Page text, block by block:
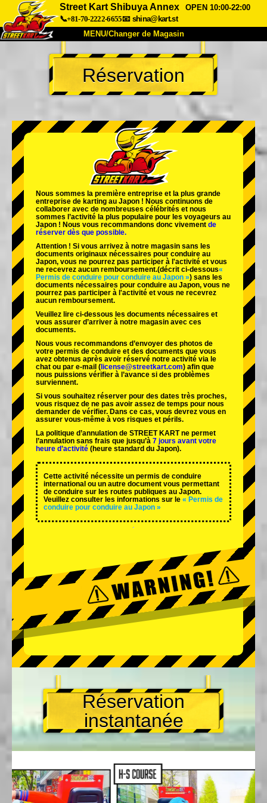
Street Kart Shibuya Annex
OPEN 10:00-22:00
📞+81-70-2222-6655📧 shina@kart.st
MENU/Changer de Magasin
ACCUEIL
À Propos Caractéristiques Tarifs
Entreprise Réservation
Changer de Magasin
Tokyo Shinagawa Tokyo Akihabara#1
Tokyo Akihabara#2
Tokyo Shibuya Annexe Baie de Tokyo
Tokyo Asakusa Osaka
Réservation
Nous sommes la première entreprise et la plus grande
entreprise de karting au Japon ! Nous continuons de
collaborer avec de nombreuses célébrités et nous
sommes l’activité la plus populaire pour les voyageurs au
Japon ! Nous vous recommandons donc vivement de
réserver dès que possible.
Attention ! Si vous arrivez à notre magasin sans les
documents originaux nécessaires pour conduire au
Japon, vous ne pourrez pas participer à l'activité et vous
ne recevrez aucun remboursement.(décrit ci-dessous«
Permis de conduire pour conduire au Japon ») sans les
documents nécessaires pour conduire au Japon, vous ne
pourrez pas participer à l'activité et vous ne recevrez
aucun remboursement.
Veuillez lire ci-dessous les documents nécessaires et
vous assurer d’arriver à notre magasin avec ces
documents.
Nous vous recommandons d’envoyer des photos de
votre permis de conduire et des documents que vous
avez obtenus après avoir réservé notre activité via le
chat ou par e-mail ( license@streetkart.com) afin que
nous puissions vérifier à l’avance si des problèmes
surviennent.
Si vous souhaitez réserver pour des dates très proches,
vous risquez de ne pas avoir assez de temps pour nous
demander de vérifier. Dans ce cas, vous devrez vous en
assurer vous-même à vos risques et périls.
La politique d’annulation de STREET KART ne permet
l’annulation sans frais que jusqu’à 7 jours avant votre
heure d’activité (heure standard du Japon).
Cette activité nécessite un permis de conduire
international ou un autre document vous permettant
de conduire sur les routes publiques au Japon.
Veuillez consulter les informations sur le « Permis de
conduire pour conduire au Japon »
Réservation
instantanée